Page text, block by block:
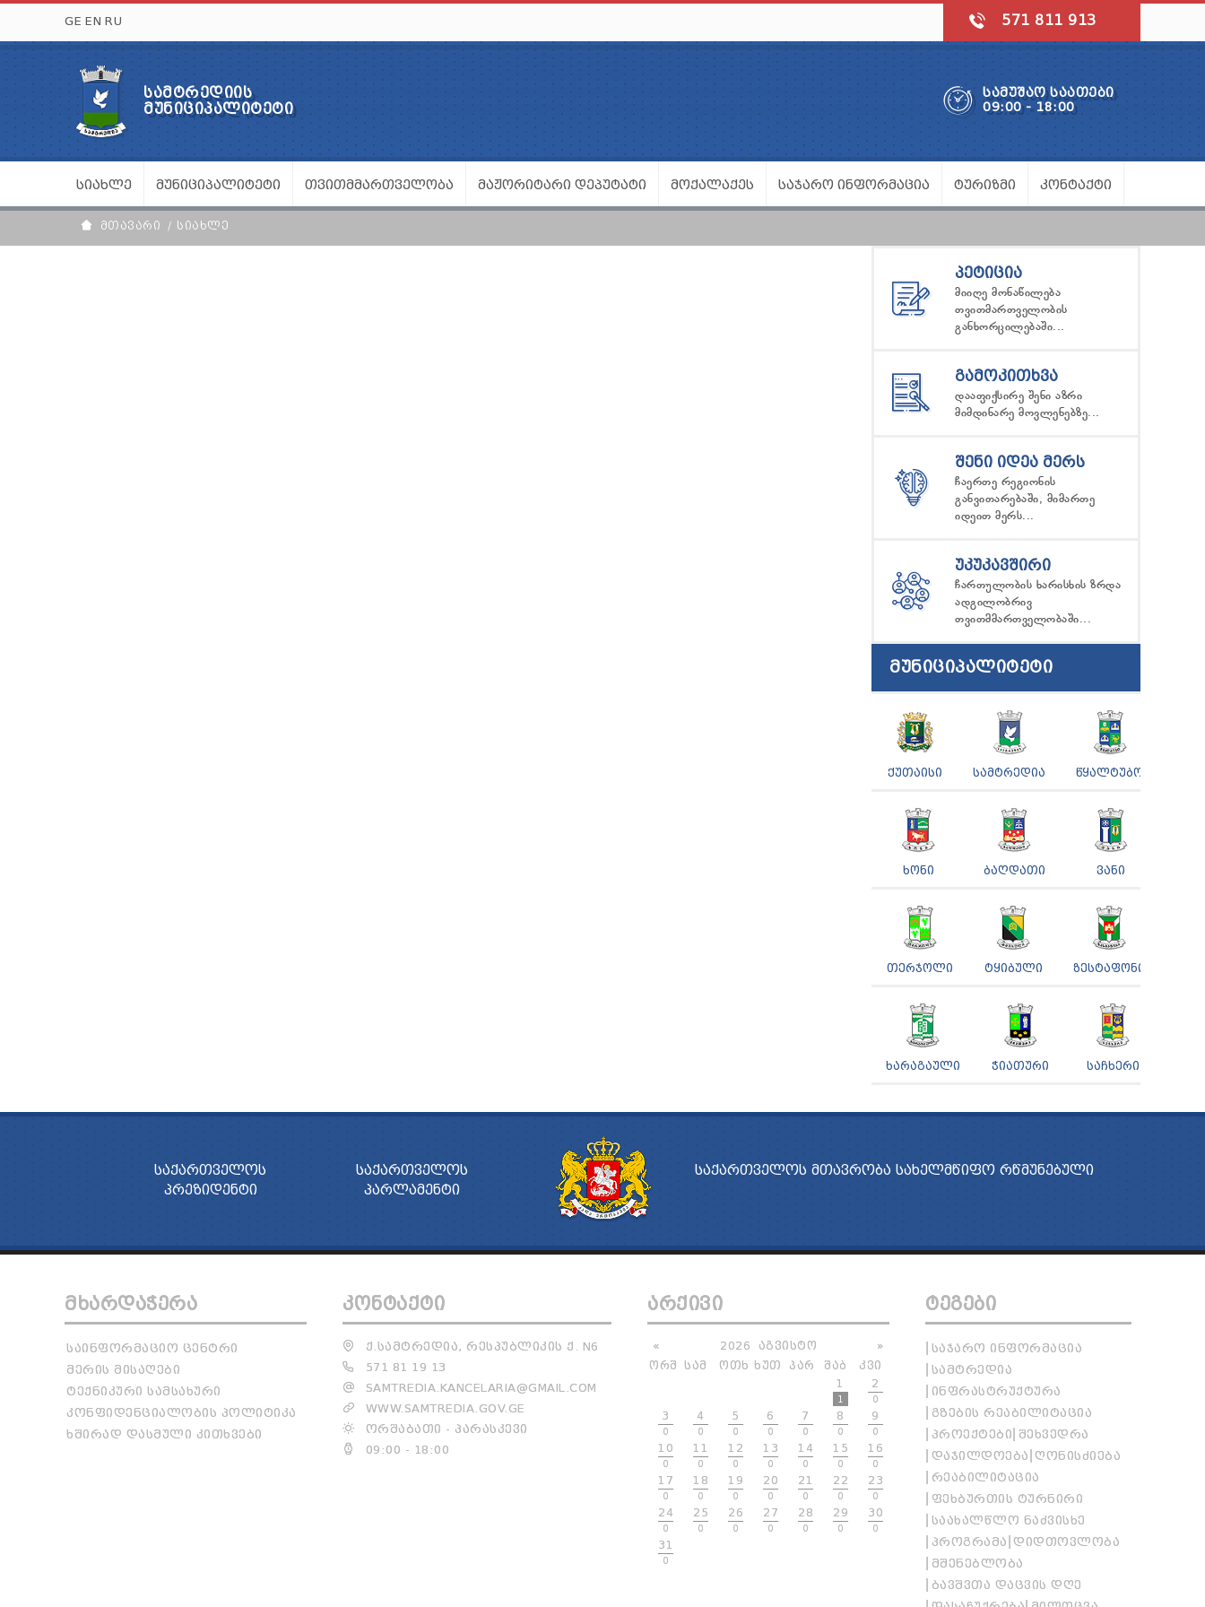
GE EN RU 571 811 913
ᲡᲐᲛᲢᲠᲔᲓᲘᲘᲡ
ᲛᲣᲜᲘᲪᲘᲞᲐᲚᲘᲢᲔᲢᲘ
ᲡᲐᲛᲣᲨᲐᲝ ᲡᲐᲐᲗᲔᲑᲘ
09:00 - 18:00
ᲡᲘᲐᲮᲚᲔ ᲛᲣᲜᲘᲪᲘᲞᲐᲚᲘᲢᲔᲢᲘ ᲗᲕᲘᲗᲛᲛᲐᲠᲗᲕᲔᲚᲝᲑᲐ ᲛᲐᲟᲝᲠᲘᲢᲐᲠᲘ ᲓᲔᲞᲣᲢᲐᲢᲘ ᲛᲝᲥᲐᲚᲐᲥᲔᲡ ᲡᲐᲯᲐᲠᲝ ᲘᲜᲤᲝᲠᲛᲐᲪᲘᲐ ᲢᲣᲠᲘᲖᲛᲘ ᲙᲝᲜᲢᲐᲥᲢᲘ
ᲛᲗᲐᲕᲐᲠᲘ ᲡᲘᲐᲮᲚᲔ
ᲞᲔᲢᲘᲪᲘᲐ
მიიღე მონაწილება
თვითმართველობის
განხორცილებაში...
ᲒᲐᲛᲝᲙᲘᲗᲮᲕᲐ
დააფიქსირე შენი აზრი
მიმდინარე მოვლენებზე...
ᲨᲔᲜᲘ ᲘᲓᲔᲐ ᲛᲔᲠᲡ
ჩაერთე რეგიონის
განვითარებაში, მიმართე
იდეით მერს...
ᲣᲙᲣᲙᲐᲕᲨᲘᲠᲘ
ჩართულობის ხარისხის ზრდა
ადგილობრივ
თვითმმართველობაში...
ᲛᲣᲜᲘᲪᲘᲞᲐᲚᲘᲢᲔᲢᲘ
ᲥᲣᲗᲐᲘᲡᲘ ᲡᲐᲛᲢᲠᲔᲓᲘᲐ ᲬᲧᲐᲚᲢᲣᲑᲝ
ᲮᲝᲜᲘ ᲑᲐᲦᲓᲐᲗᲘ ᲕᲐᲜᲘ
ᲗᲔᲠᲯᲝᲚᲘ ᲢᲧᲘᲑᲣᲚᲘ ᲖᲔᲡᲢᲐᲤᲝᲜᲘ
ᲮᲐᲠᲐᲒᲐᲣᲚᲘ ᲭᲘᲐᲗᲣᲠᲘ ᲡᲐᲩᲮᲔᲠᲘ
ᲡᲐᲥᲐᲠᲗᲕᲔᲚᲝᲡ
ᲞᲠᲔᲖᲘᲓᲔᲜᲢᲘ
ᲡᲐᲥᲐᲠᲗᲕᲔᲚᲝᲡ
ᲞᲐᲠᲚᲐᲛᲔᲜᲢᲘ
ᲡᲐᲥᲐᲠᲗᲕᲔᲚᲝᲡ ᲛᲗᲐᲕᲠᲝᲑᲐ ᲡᲐᲮᲔᲚᲛᲬᲘᲤᲝ ᲠᲬᲛᲣᲜᲔᲑᲣᲚᲘ
ᲛᲮᲐᲠᲓᲐᲭᲔᲠᲐ
ᲡᲐᲘᲜᲤᲝᲠᲛᲐᲪᲘᲝ ᲪᲔᲜᲢᲠᲘ
ᲛᲔᲠᲘᲡ ᲛᲘᲡᲐᲦᲔᲑᲘ
ᲢᲔᲥᲜᲘᲙᲣᲠᲘ ᲡᲐᲛᲡᲐᲮᲣᲠᲘ
ᲙᲝᲜᲤᲘᲓᲔᲜᲪᲘᲐᲚᲝᲑᲘᲡ ᲞᲝᲚᲘᲢᲘᲙᲐ
ᲮᲨᲘᲠᲐᲓ ᲓᲐᲡᲛᲣᲚᲘ ᲙᲘᲗᲮᲕᲔᲑᲘ
ᲙᲝᲜᲢᲐᲥᲢᲘ
Ქ.ᲡᲐᲛᲢᲠᲔᲓᲘᲐ, ᲠᲔᲡᲞᲣᲑᲚᲘᲙᲘᲡ Ქ. N6
571 81 19 13
SAMTREDIA.KANCELARIA@GMAIL.COM
WWW.SAMTREDIA.GOV.GE
ᲝᲠᲨᲐᲑᲐᲗᲘ - ᲞᲐᲠᲐᲡᲙᲔᲕᲘ
09:00 - 18:00
ᲐᲠᲥᲘᲕᲘ
« »
2026
ᲐᲒᲕᲘᲡᲢᲝ
ᲝᲠᲨ
ᲡᲐᲛ ᲝᲗᲮ ᲮᲣᲗ ᲞᲐᲠ ᲨᲐᲑ
ᲙᲕᲘ
1
1
2
0
3
0
4
0
5
0
6
0
7
0
8
0
9
0
10
0
11
0
12
0
13
0
14
0
15
0
16
0
17
0
18
0
19
0
20
0
21
0
22
0
23
0
24
0
25
0
26
0
27
0
28
0
29
0
30
0
31
0
ᲢᲔᲒᲔᲑᲘ
ᲡᲐᲯᲐᲠᲝ ᲘᲜᲤᲝᲠᲛᲐᲪᲘᲐ
ᲡᲐᲛᲢᲠᲔᲓᲘᲐ
ᲘᲜᲤᲠᲐᲡᲢᲠᲣᲥᲢᲣᲠᲐ
ᲒᲖᲔᲑᲘᲡ ᲠᲔᲐᲑᲘᲚᲘᲢᲐᲪᲘᲐ
ᲞᲠᲝᲔᲥᲢᲔᲑᲘ ᲨᲔᲮᲕᲔᲓᲠᲐ
ᲓᲐᲯᲘᲚᲓᲝᲔᲑᲐ ᲦᲝᲜᲘᲡᲫᲘᲔᲑᲐ
ᲠᲔᲐᲑᲘᲚᲘᲢᲐᲪᲘᲐ
ᲤᲔᲮᲑᲣᲠᲗᲘᲡ ᲢᲣᲠᲜᲘᲠᲘ
ᲡᲐᲐᲮᲐᲚᲬᲚᲝ ᲜᲐᲫᲕᲘᲡᲮᲔ
ᲞᲠᲝᲒᲠᲐᲛᲐ ᲓᲘᲓᲗᲝᲕᲚᲝᲑᲐ
ᲛᲨᲔᲜᲔᲑᲚᲝᲑᲐ
ᲑᲐᲕᲨᲕᲗᲐ ᲓᲐᲪᲕᲘᲡ ᲓᲦᲔ